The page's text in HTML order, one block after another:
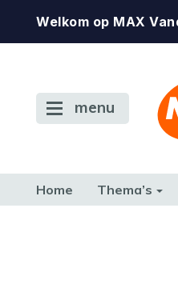
Welkom op MAX
menu
Home Thema’s